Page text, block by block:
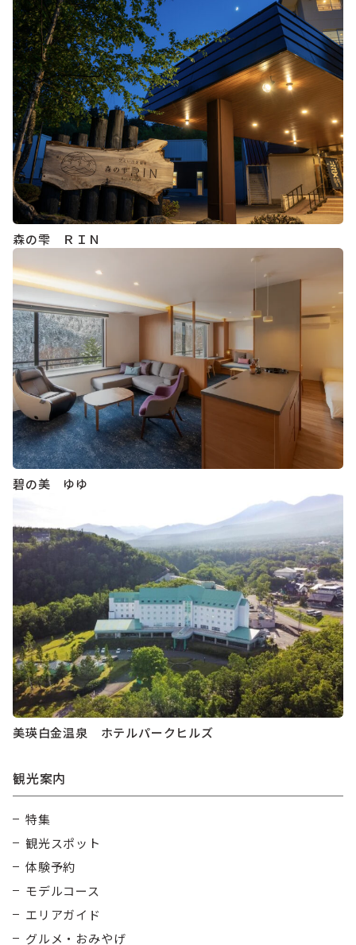
森の雫 ＲＩＮ
碧の美 ゆゆ
美瑛白金温泉 ホテルパークヒルズ
観光案内
特集
観光スポット
体験予約
モデルコース
エリアガイド
グルメ・おみやげ